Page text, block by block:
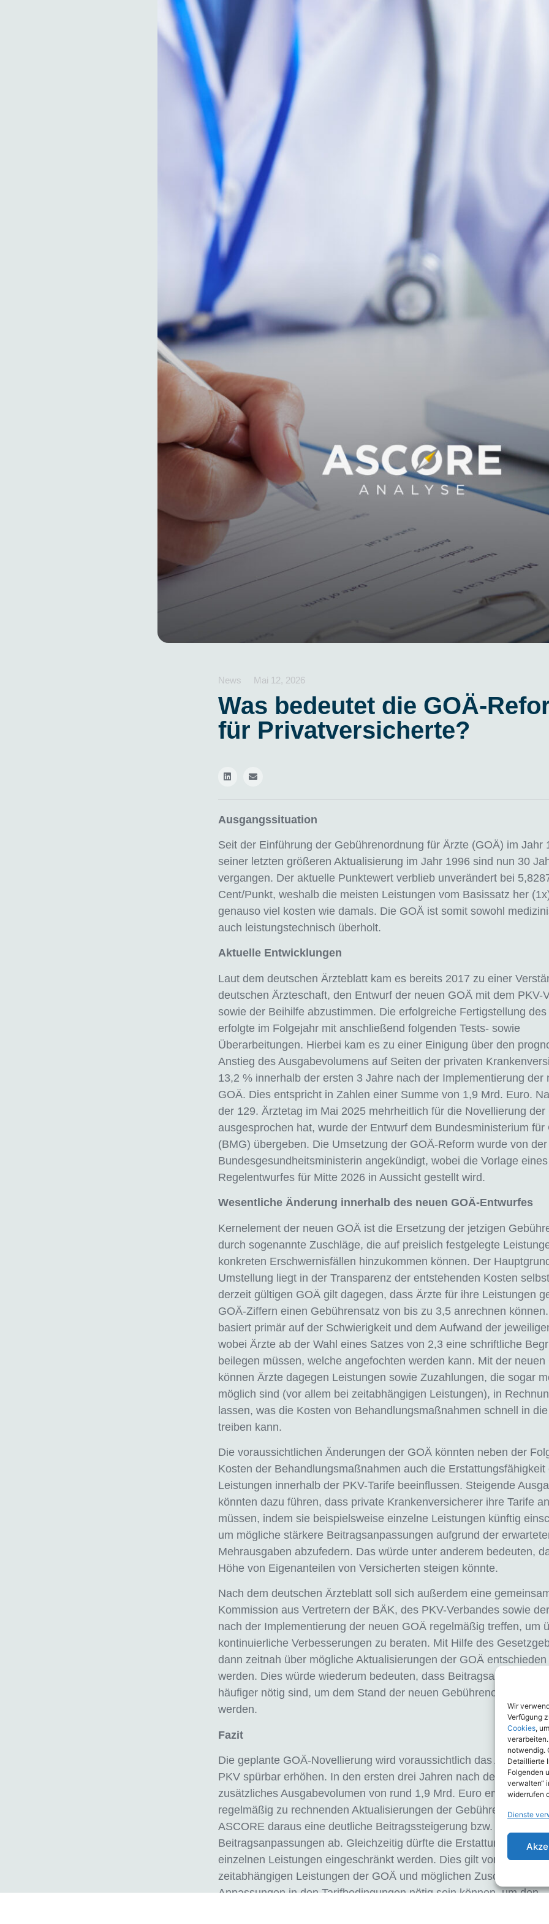
Wir
Verfügung
Cookies,
notwendig.
Detaillierte
Folgenden
verwalten“
widerrufen
Dienste
News Mai 12, 2026
Was bedeutet die GOÄ-
für Privatversicherte?
Ausgangssituation
Seit der Einführung der Gebührenordnung für Ärzte (GOÄ) im Jahr
seiner letzten größeren Aktualisierung im Jahr 1996 sind nun 30
vergangen. Der aktuelle Punktewert verblieb unverändert bei
Cent/Punkt, weshalb die meisten Leistungen vom Basissatz her
genauso viel kosten wie damals. Die GOÄ ist somit sowohl
auch leistungstechnisch überholt.
Aktuelle Entwicklungen
Laut dem deutschen Ärzteblatt kam es bereits 2017 zu einer
deutschen Ärzteschaft, den Entwurf der neuen GOÄ mit dem PKV-
sowie der Beihilfe abzustimmen. Die erfolgreiche Fertigstellung
erfolgte im Folgejahr mit anschließend folgenden Tests- sowie
Überarbeitungen. Hierbei kam es zu einer Einigung über den
Anstieg des Ausgabevolumens auf Seiten der privaten
13,2 % innerhalb der ersten 3 Jahre nach der Implementierung der
GOÄ. Dies entspricht in Zahlen einer Summe von 1,9 Mrd. Euro.
der 129. Ärztetag im Mai 2025 mehrheitlich für die Novellierung der
ausgesprochen hat, wurde der Entwurf dem Bundesministerium für
(BMG) übergeben. Die Umsetzung der GOÄ-Reform wurde von der
Bundesgesundheitsministerin angekündigt, wobei die Vorlage eines
Regelentwurfes für Mitte 2026 in Aussicht gestellt wird.
Wesentliche Änderung innerhalb des neuen GOÄ-Entwurfes
Kernelement der neuen GOÄ ist die Ersetzung der jetzigen
durch sogenannte Zuschläge, die auf preislich festgelegte
konkreten Erschwernisfällen hinzukommen können. Der
Umstellung liegt in der Transparenz der entstehenden Kosten
derzeit gültigen GOÄ gilt dagegen, dass Ärzte für ihre Leistungen
GOÄ-Ziffern einen Gebührensatz von bis zu 3,5 anrechnen
basiert primär auf der Schwierigkeit und dem Aufwand der
wobei Ärzte ab der Wahl eines Satzes von 2,3 eine schriftliche
beilegen müssen, welche angefochten werden kann. Mit der neuen
können Ärzte dagegen Leistungen sowie Zuzahlungen, die sogar
möglich sind (vor allem bei zeitabhängigen Leistungen), in
lassen, was die Kosten von Behandlungsmaßnahmen schnell in
treiben kann.
Die voraussichtlichen Änderungen der GOÄ könnten neben der
Kosten der Behandlungsmaßnahmen auch die Erstattungsfähigkeit
Leistungen innerhalb der PKV-Tarife beeinflussen. Steigende
könnten dazu führen, dass private Krankenversicherer ihre Tarife
müssen, indem sie beispielsweise einzelne Leistungen künftig
um mögliche stärkere Beitragsanpassungen aufgrund der
Mehrausgaben abzufedern. Das würde unter anderem bedeuten,
Höhe von Eigenanteilen von Versicherten steigen könnte.
Nach dem deutschen Ärzteblatt soll sich außerdem eine
Kommission aus Vertretern der BÄK, des PKV-Verbandes sowie
nach der Implementierung der neuen GOÄ regelmäßig treffen, um
kontinuierliche Verbesserungen zu beraten. Mit Hilfe des
dann zeitnah über mögliche Aktualisierungen der GOÄ entschieden
werden. Dies würde wiederum bedeuten, dass
häufiger nötig sind, um dem Stand der neuen Gebührenordnung
werden.
Fazit
Die geplante GOÄ-Novellierung wird voraussichtlich das
PKV spürbar erhöhen. In den ersten drei Jahren nach der
zusätzliches Ausgabevolumen von rund 1,9 Mrd. Euro erwartet.
regelmäßig zu rechnenden Aktualisierungen der Gebührenordnung
ASCORE daraus eine deutliche Beitragssteigerung bzw. häufigere
Beitragsanpassungen ab. Gleichzeitig dürfte die
einzelnen Leistungen eingeschränkt werden. Dies gilt vor allem bei
zeitabhängigen Leistungen der GOÄ und möglichen Zuschlägen,
Anpassungen in den Tarifbedingungen nötig sein können, um den